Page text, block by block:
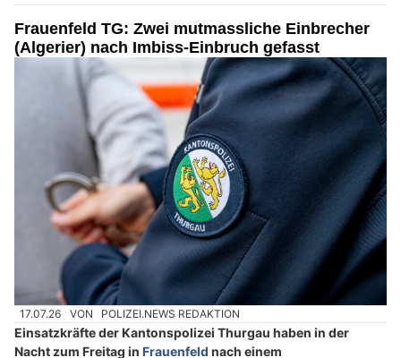
Frauenfeld TG: Zwei mutmassliche Einbrecher
(Algerier) nach Imbiss-Einbruch gefasst
17.07.26 VON POLIZEI.NEWS REDAKTION
Einsatzkräfte der Kantonspolizei Thurgau haben in der
Nacht zum Freitag in Frauenfeld nach einem